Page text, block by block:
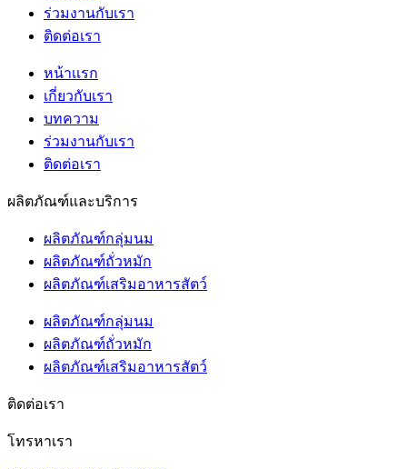
ร่วมงานกับเรา
ติดต่อเรา
หน้าเเรก
เกี่ยวกับเรา
บทความ
ร่วมงานกับเรา
ติดต่อเรา
ผลิตภัณฑ์และบริการ
ผลิตภัณฑ์กลุ่มนม
ผลิตภัณฑ์ถั่วหมัก
ผลิตภัณฑ์เสริมอาหารสัตว์
ผลิตภัณฑ์กลุ่มนม
ผลิตภัณฑ์ถั่วหมัก
ผลิตภัณฑ์เสริมอาหารสัตว์
ติดต่อเรา
โทรหาเรา